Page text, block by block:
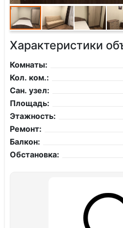
Характеристики
Комнаты:
Кол. ком.:
Сан. узел:
Площадь:
Этажность:
Ремонт:
Балкон:
Обстановка: